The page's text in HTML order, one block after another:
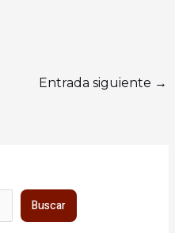
Entrada siguiente →
Buscar